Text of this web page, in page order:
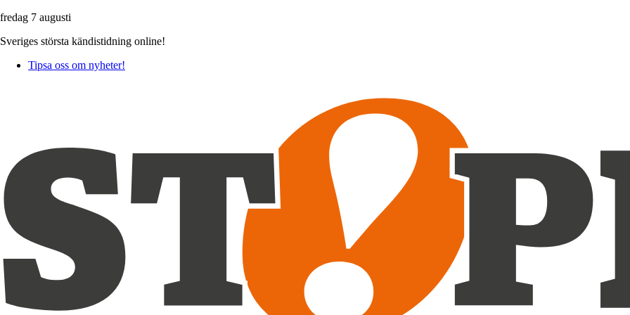
fredag 7 augusti
Sveriges största kändistidning online!
Tipsa oss om nyheter!